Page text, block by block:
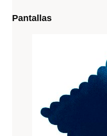
Pantallas